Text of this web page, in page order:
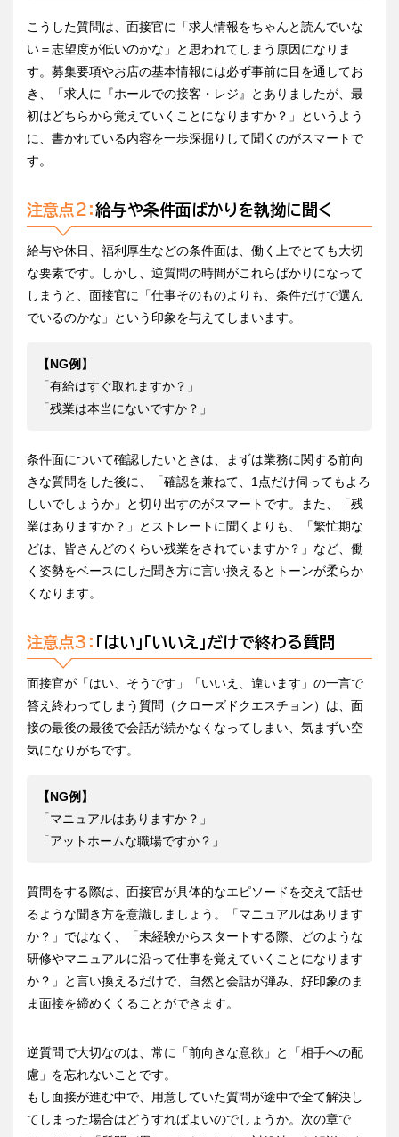
こうした質問は、面接官に「求人情報をちゃんと読んでいな
い＝志望度が低いのかな」と思われてしまう原因になりま
す。募集要項やお店の基本情報には必ず事前に目を通してお
き、「求人に『ホールでの接客・レジ』とありましたが、最
初はどちらから覚えていくことになりますか？」というよう
に、書かれている内容を一歩深掘りして聞くのがスマートで
す。
注意点2：給与や条件面ばかりを執拗に聞く
給与や休日、福利厚生などの条件面は、働く上でとても大切
な要素です。しかし、逆質問の時間がこれらばかりになって
しまうと、面接官に「仕事そのものよりも、条件だけで選ん
でいるのかな」という印象を与えてしまいます。
【NG例】
「有給はすぐ取れますか？」
「残業は本当にないですか？」
条件面について確認したいときは、まずは業務に関する前向
きな質問をした後に、「確認を兼ねて、1点だけ伺ってもよろ
しいでしょうか」と切り出すのがスマートです。また、「残
業はありますか？」とストレートに聞くよりも、「繁忙期な
どは、皆さんどのくらい残業をされていますか？」など、働
く姿勢をベースにした聞き方に言い換えるとトーンが柔らか
くなります。
注意点3： 「はい」「いいえ」だけで終わる質問
面接官が「はい、そうです」「いいえ、違います」の一言で
答え終わってしまう質問（クローズドクエスチョン）は、面
接の最後の最後で会話が続かなくなってしまい、気まずい空
気になりがちです。
【NG例】
「マニュアルはありますか？」
「アットホームな職場ですか？」
質問をする際は、面接官が具体的なエピソードを交えて話せ
るような聞き方を意識しましょう。「マニュアルはあります
か？」ではなく、「未経験からスタートする際、どのような
研修やマニュアルに沿って仕事を覚えていくことになります
か？」と言い換えるだけで、自然と会話が弾み、好印象のま
ま面接を締めくくることができます。
逆質問で大切なのは、常に「前向きな意欲」と「相手への配
慮」を忘れないことです。
もし面接が進む中で、用意していた質問が途中で全て解決し
てしまった場合はどうすればよいのでしょうか。次の章で